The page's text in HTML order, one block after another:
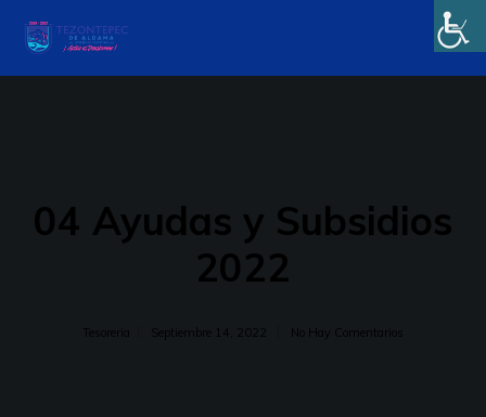
04 Ayudas y Subsidios
2022
Tesoreria Septiembre 14, 2022 No Hay Comentarios